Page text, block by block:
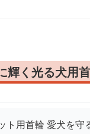
輝く光る犬用